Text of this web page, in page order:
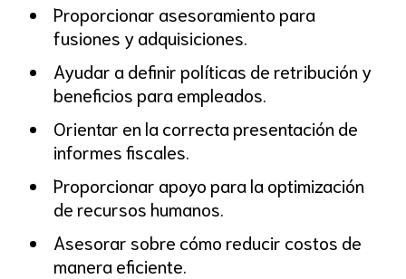
Proporcionar asesoramiento para
fusiones y adquisiciones.
Ayudar a definir políticas de retribución y
beneficios para empleados.
Orientar en la correcta presentación de
informes fiscales.
Proporcionar apoyo para la optimización
de recursos humanos.
Asesorar sobre cómo reducir costos de
manera eficiente.